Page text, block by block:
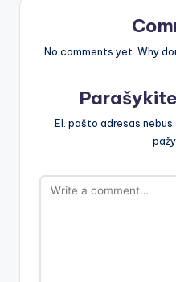
No comments yet. Why
El. pašto adresas nebus